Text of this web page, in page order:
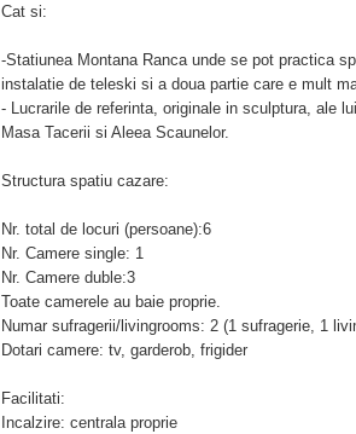
Cat si:
-Statiunea Montana Ranca unde se pot practica
instalatie de teleski si a doua partie care e mult
- Lucrarile de referinta, originale in sculptura, ale
Masa Tacerii si Aleea Scaunelor.
Structura spatiu cazare:
Nr. total de locuri (persoane):6
Nr. Camere single: 1
Nr. Camere duble:3
Toate camerele au baie proprie.
Numar sufragerii/livingrooms: 2 (1 sufragerie, 1
Dotari camere: tv, garderob, frigider
Facilitati:
Incalzire: centrala proprie